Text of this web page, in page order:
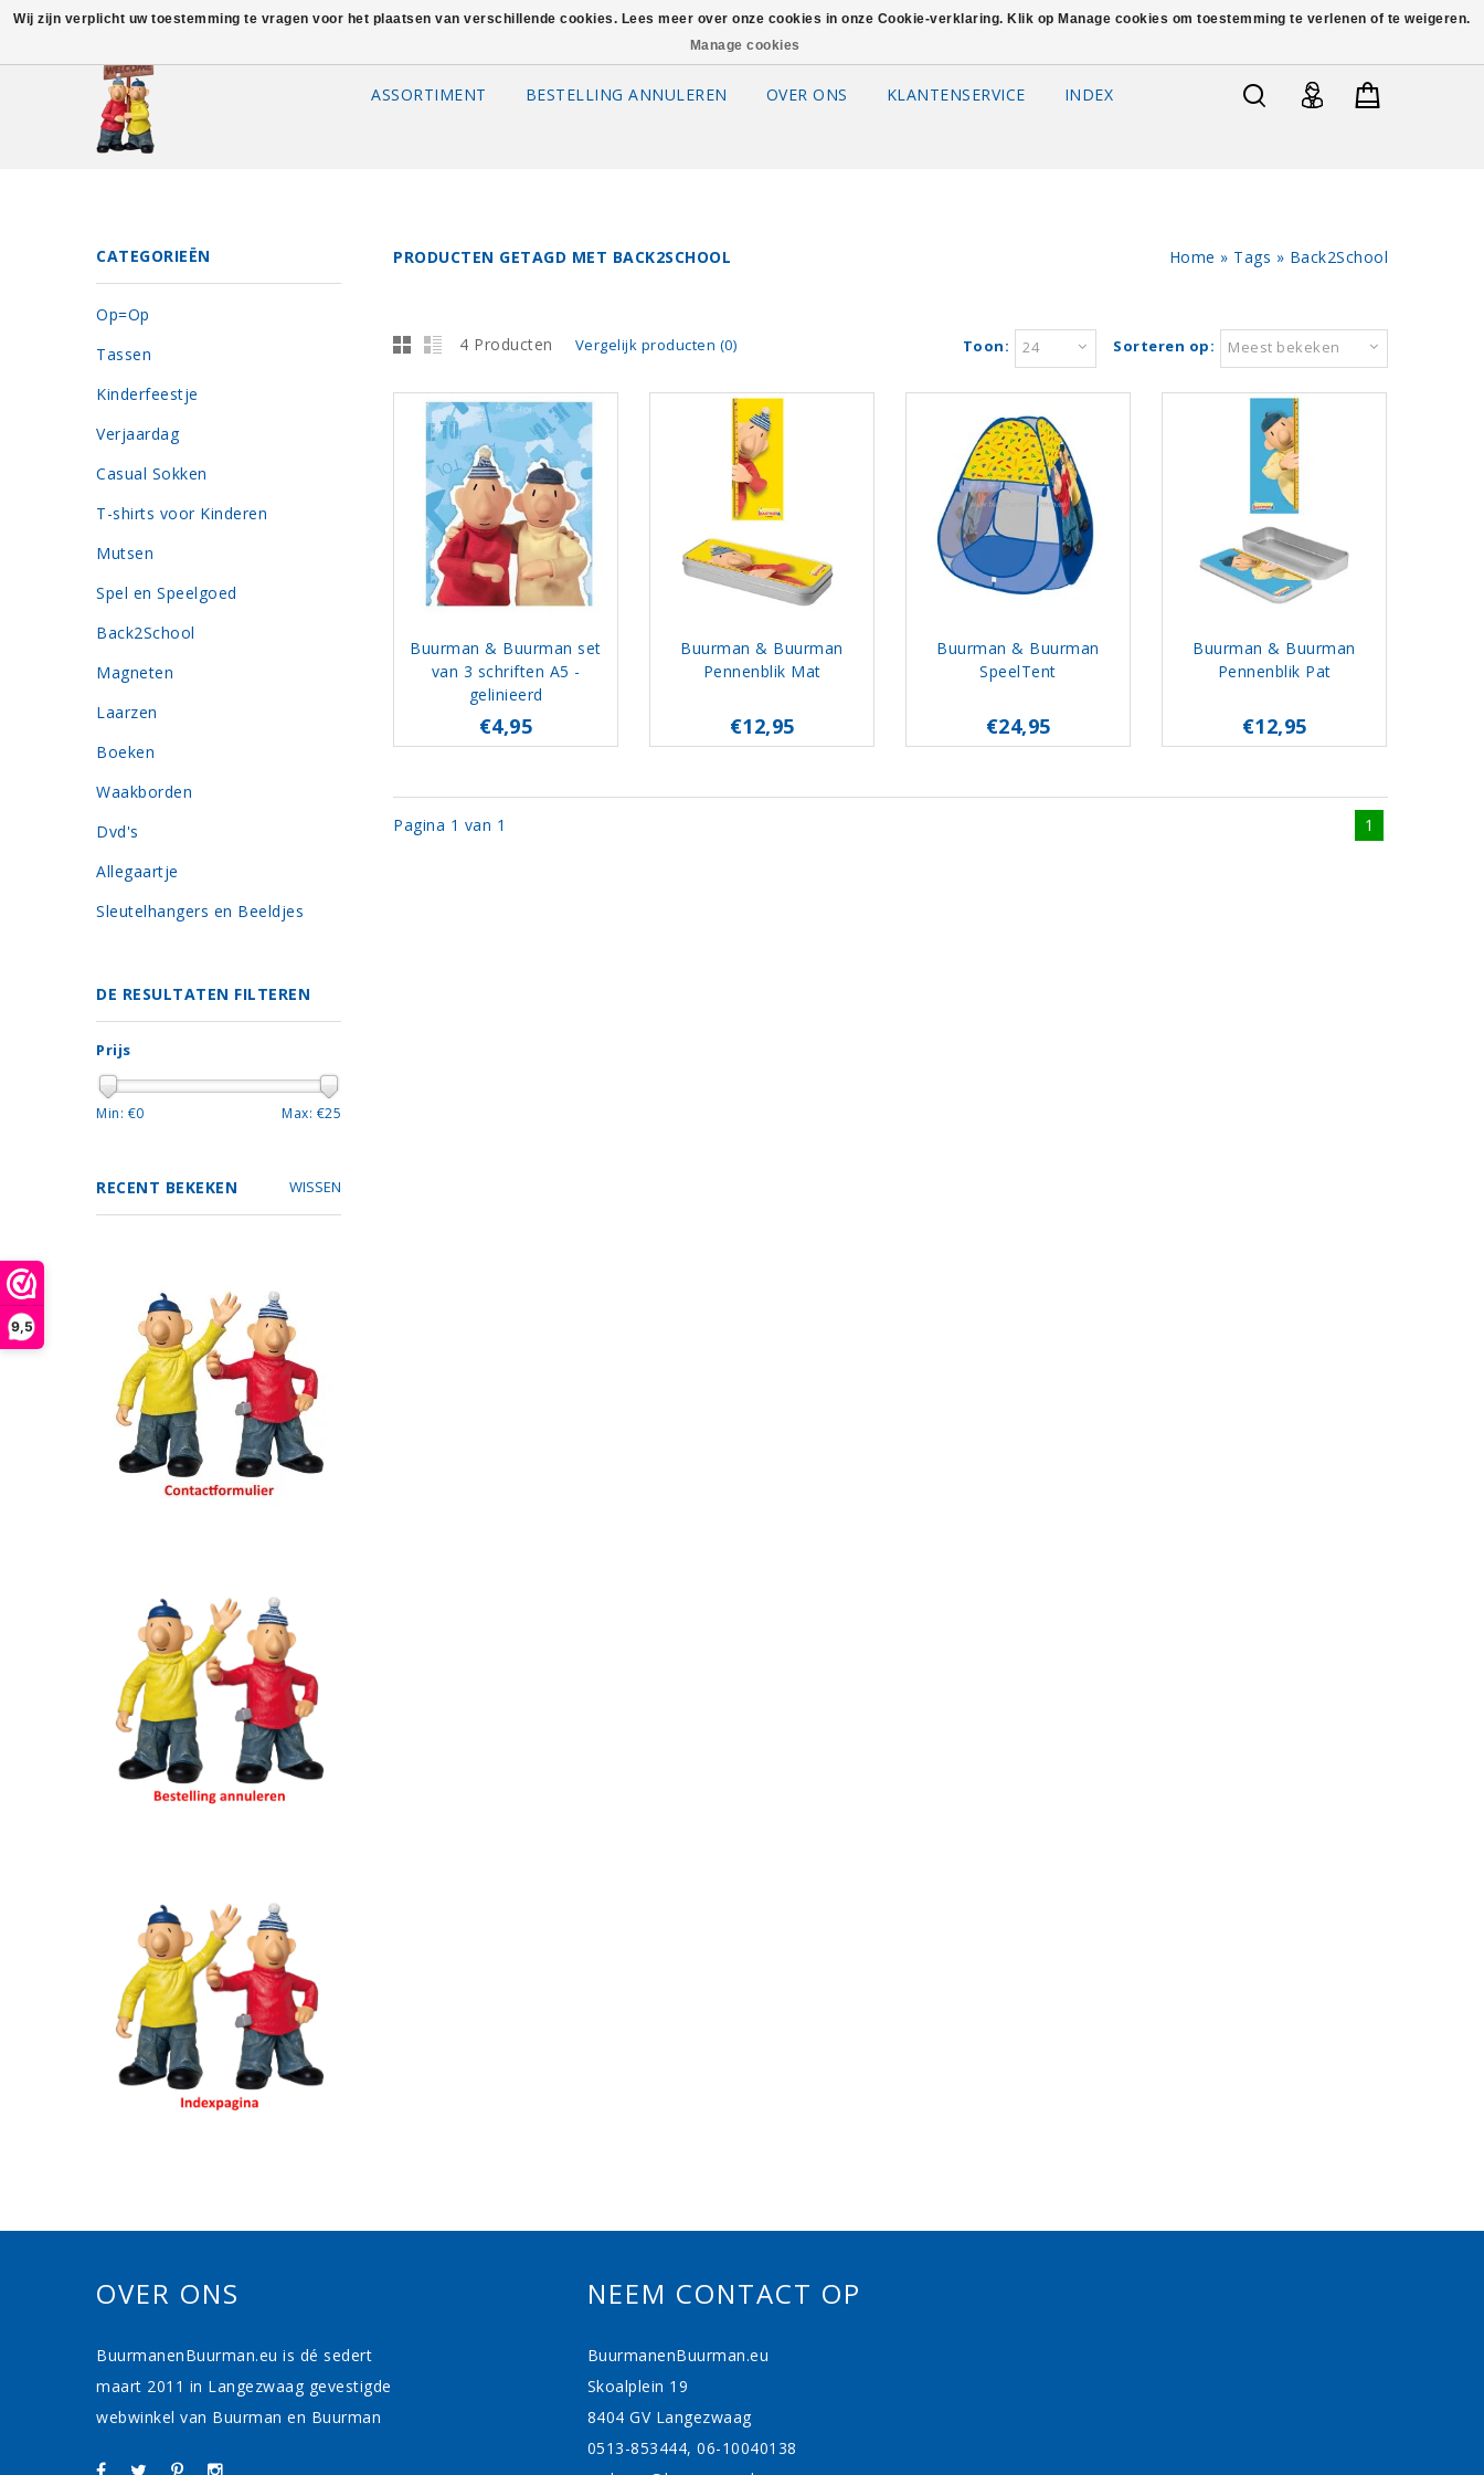
9,5
ASSORTIMENT BESTELLING ANNULEREN OVER ONS KLANTENSERVICE INDEX
Home » Tags » Back2School
PRODUCTEN GETAGD MET BACK2SCHOOL
4 Producten Vergelijk producten (0) Sorteren op: Meest bekeken
Toon: 24
Buurman & Buurman set
van 3 schriften A5 -
gelinieerd
€4,95
Buurman & Buurman
Pennenblik Mat
€12,95
Buurman & Buurman
SpeelTent
€24,95
Buurman & Buurman
Pennenblik Pat
€12,95
Pagina 1 van 1 1
CATEGORIEËN
Op=Op
Tassen
Kinderfeestje
Verjaardag
Casual Sokken
T-shirts voor Kinderen
Mutsen
Spel en Speelgoed
Back2School
Magneten
Laarzen
Boeken
Waakborden
Dvd's
Allegaartje
Sleutelhangers en Beeldjes
DE RESULTATEN FILTEREN
Prijs
Min: €0 Max: €25
RECENT BEKEKEN WISSEN
OVER ONS
BuurmanenBuurman.eu is dé sedert
maart 2011 in Langezwaag gevestigde
webwinkel van Buurman en Buurman
NEEM CONTACT OP
BuurmanenBuurman.eu
Skoalplein 19
8404 GV Langezwaag
0513-853444, 06-10040138
Wij zijn verplicht uw toestemming te vragen voor het plaatsen van verschillende cookies. Lees meer over onze cookies in onze Cookie-verklaring. Klik op Manage cookies om toestemming te verlenen of te weigeren.
Manage cookies